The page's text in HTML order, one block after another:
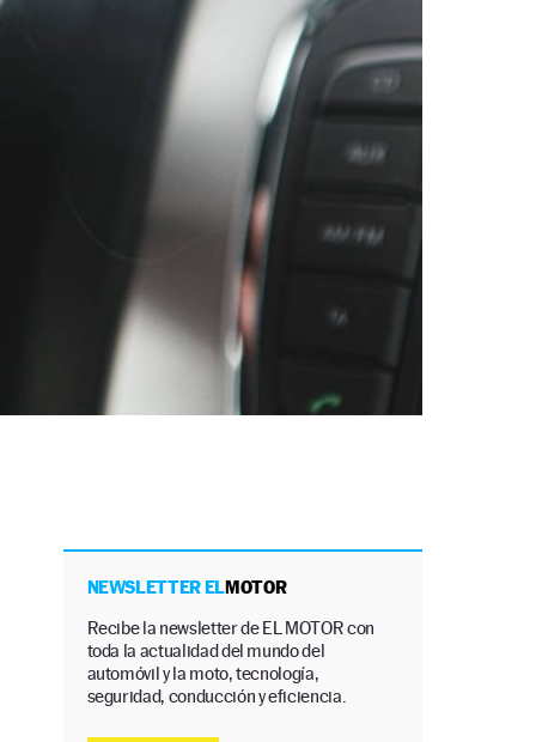
NEWSLETTER ELMOTOR
Recibe la newsletter de EL MOTOR con
toda la actualidad del mundo del
automóvil y la moto, tecnología,
seguridad, conducción y eficiencia.